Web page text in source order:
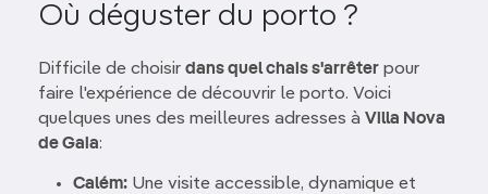
Où déguster du porto ?
Difficile de choisir dans quel chais s'arrêter pour
faire l'expérience de découvrir le porto. Voici
quelques unes des meilleures adresses à Villa Nova
de Gaia:
Calém: Une visite accessible, dynamique et